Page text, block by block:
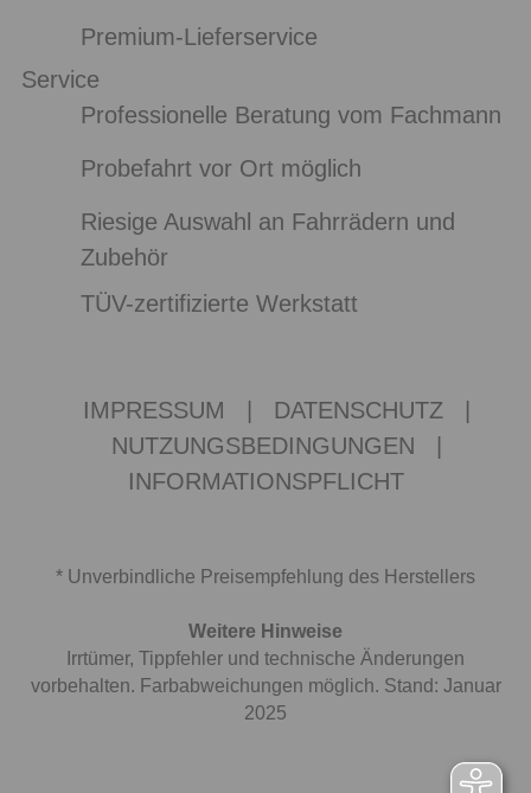
Premium-Lieferservice
Service
Professionelle Beratung vom Fachmann
Probefahrt vor Ort möglich
Riesige Auswahl an Fahrrädern und
Zubehör
TÜV-zertifizierte Werkstatt
IMPRESSUM DATENSCHUTZ
NUTZUNGSBEDINGUNGEN
INFORMATIONSPFLICHT
* Unverbindliche Preisempfehlung des Herstellers
Weitere Hinweise
Irrtümer, Tippfehler und technische Änderungen
vorbehalten. Farbabweichungen möglich. Stand: Januar
2025